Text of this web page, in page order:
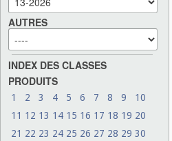
AUTRES
INDEX DES CLASSES
PRODUITS
1 2 3 4 5 6 7 8 9
10
11 12 13 14 15 16 17 18 19 20
21 22 23 24 25 26 27 28 29 30